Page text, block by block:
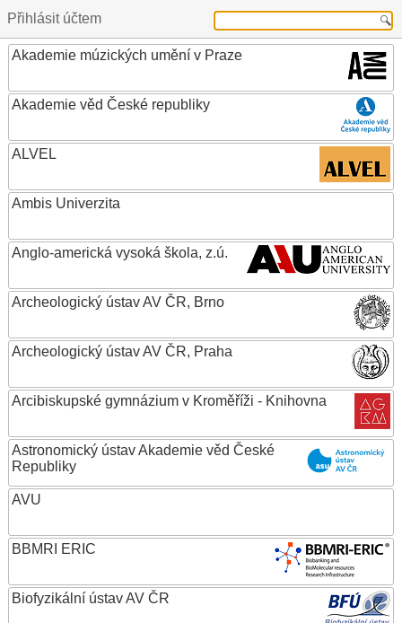
Přihlásit účtem
Akademie múzických umění v Praze
Akademie věd České republiky
ALVEL
Ambis Univerzita
Anglo-americká vysoká škola, z.ú.
Archeologický ústav AV ČR, Brno
Archeologický ústav AV ČR, Praha
Arcibiskupské gymnázium v Kroměříži - Knihovna
Astronomický ústav Akademie věd České
Republiky
AVU
BBMRI ERIC
Biofyzikální ústav AV ČR